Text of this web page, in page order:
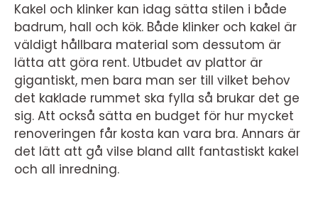
Kakel och klinker kan idag sätta stilen i både
badrum, hall och kök. Både klinker och kakel är
väldigt hållbara material som dessutom är
lätta att göra rent. Utbudet av plattor är
gigantiskt, men bara man ser till vilket behov
det kaklade rummet ska fylla så brukar det ge
sig. Att också sätta en budget för hur mycket
renoveringen får kosta kan vara bra. Annars är
det lätt att gå vilse bland allt fantastiskt kakel
och all inredning.